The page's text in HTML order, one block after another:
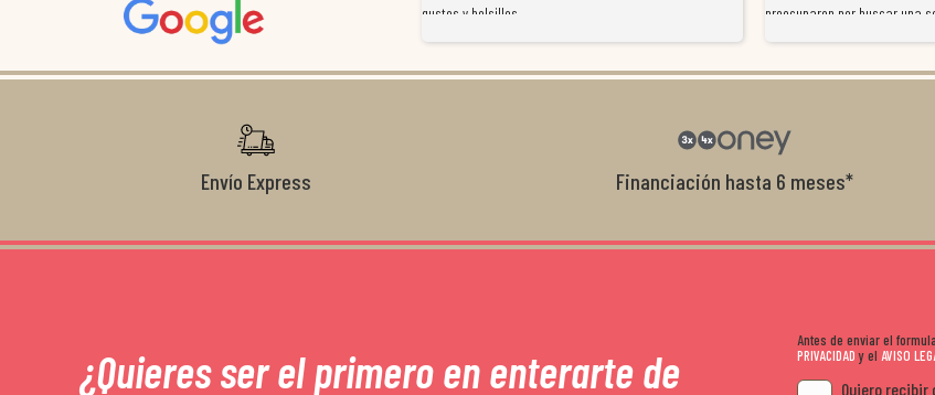
magnífico gestor... atento, amable, un servicio de 10.
Gracias de nuevo por todo!
gustos y bolsillos
preocuparon por buscar una
con el cliente, y me
recomendables.
Envío Express Financiación hasta 6 meses*
¿Quieres ser el primero en enterarte de
Antes de enviar el
PRIVACIDADy el AVISO
Quiero recibir